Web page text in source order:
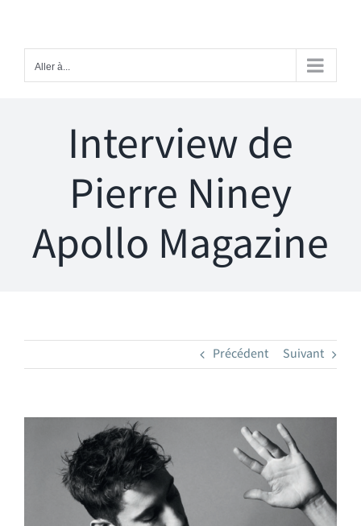
Aller à...
Interview de
Pierre Niney
Apollo Magazine
Précédent Suivant
agrandie